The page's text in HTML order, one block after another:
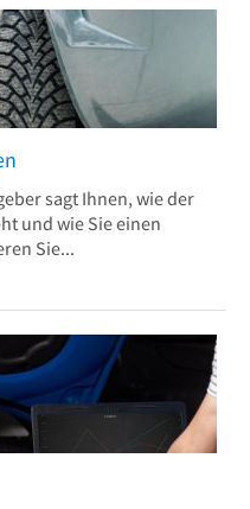
sagt Ihnen, wie der
und wie Sie einen
Sie...